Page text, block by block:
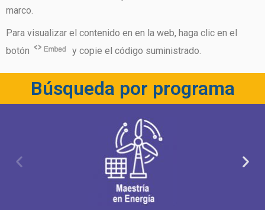
marco.
Para visualizar el contenido en en la web, haga clic en el
botón
y copie el código suministrado.
Búsqueda por programa